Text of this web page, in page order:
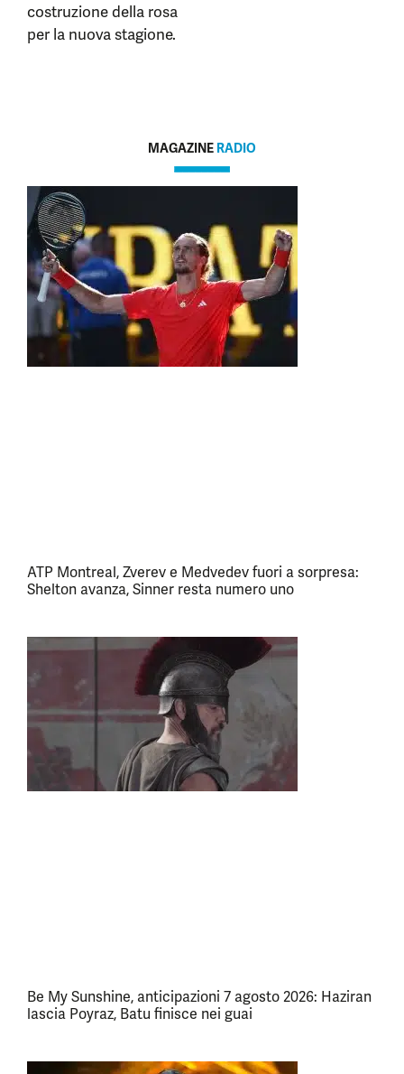
costruzione della rosa
per la nuova stagione.
MAGAZINE RADIO
ATP Montreal, Zverev e Medvedev fuori a sorpresa:
Shelton avanza, Sinner resta numero uno
Be My Sunshine, anticipazioni 7 agosto 2026: Haziran
lascia Poyraz, Batu finisce nei guai